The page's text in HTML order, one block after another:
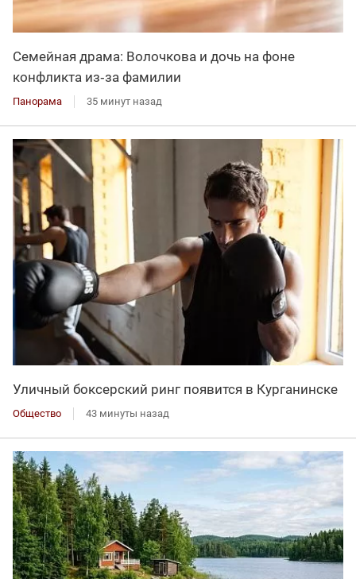
Семейная драма: Волочкова и дочь на фоне
конфликта из‑за фамилии
Панорама 35 минут назад
Уличный боксерский ринг появится в Курганинске
Общество 43 минуты назад